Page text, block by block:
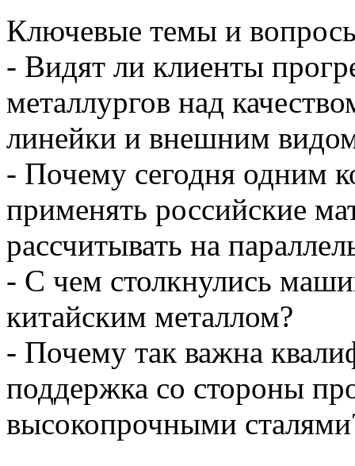
Ключевые темы и
- Видят ли клиенты
металлургов над
линейки и внешним
- Почему сегодня одним
применять российские
рассчитывать на
- С чем столкнулись
китайским металлом?
- Почему так важна
поддержка со стороны
высокопрочными